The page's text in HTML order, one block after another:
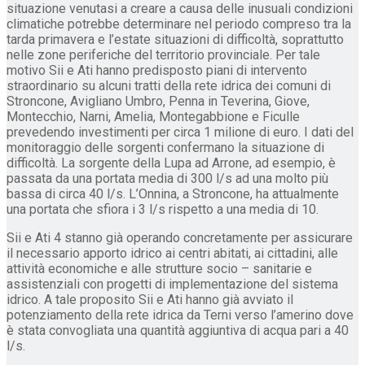
situazione venutasi a creare a causa delle inusuali condizioni
climatiche potrebbe determinare nel periodo compreso tra la
tarda primavera e l’estate situazioni di difficoltà, soprattutto
nelle zone periferiche del territorio provinciale. Per tale
motivo Sii e Ati hanno predisposto piani di intervento
straordinario su alcuni tratti della rete idrica dei comuni di
Stroncone, Avigliano Umbro, Penna in Teverina, Giove,
Montecchio, Narni, Amelia, Montegabbione e Ficulle
prevedendo investimenti per circa 1 milione di euro. I dati del
monitoraggio delle sorgenti confermano la situazione di
difficoltà. La sorgente della Lupa ad Arrone, ad esempio, è
passata da una portata media di 300 l/s ad una molto più
bassa di circa 40 l/s. L’Onnina, a Stroncone, ha attualmente
una portata che sfiora i 3 l/s rispetto a una media di 10.
Sii e Ati 4 stanno già operando concretamente per assicurare
il necessario apporto idrico ai centri abitati, ai cittadini, alle
attività economiche e alle strutture socio – sanitarie e
assistenziali con progetti di implementazione del sistema
idrico. A tale proposito Sii e Ati hanno già avviato il
potenziamento della rete idrica da Terni verso l’amerino dove
è stata convogliata una quantità aggiuntiva di acqua pari a 40
l/s.